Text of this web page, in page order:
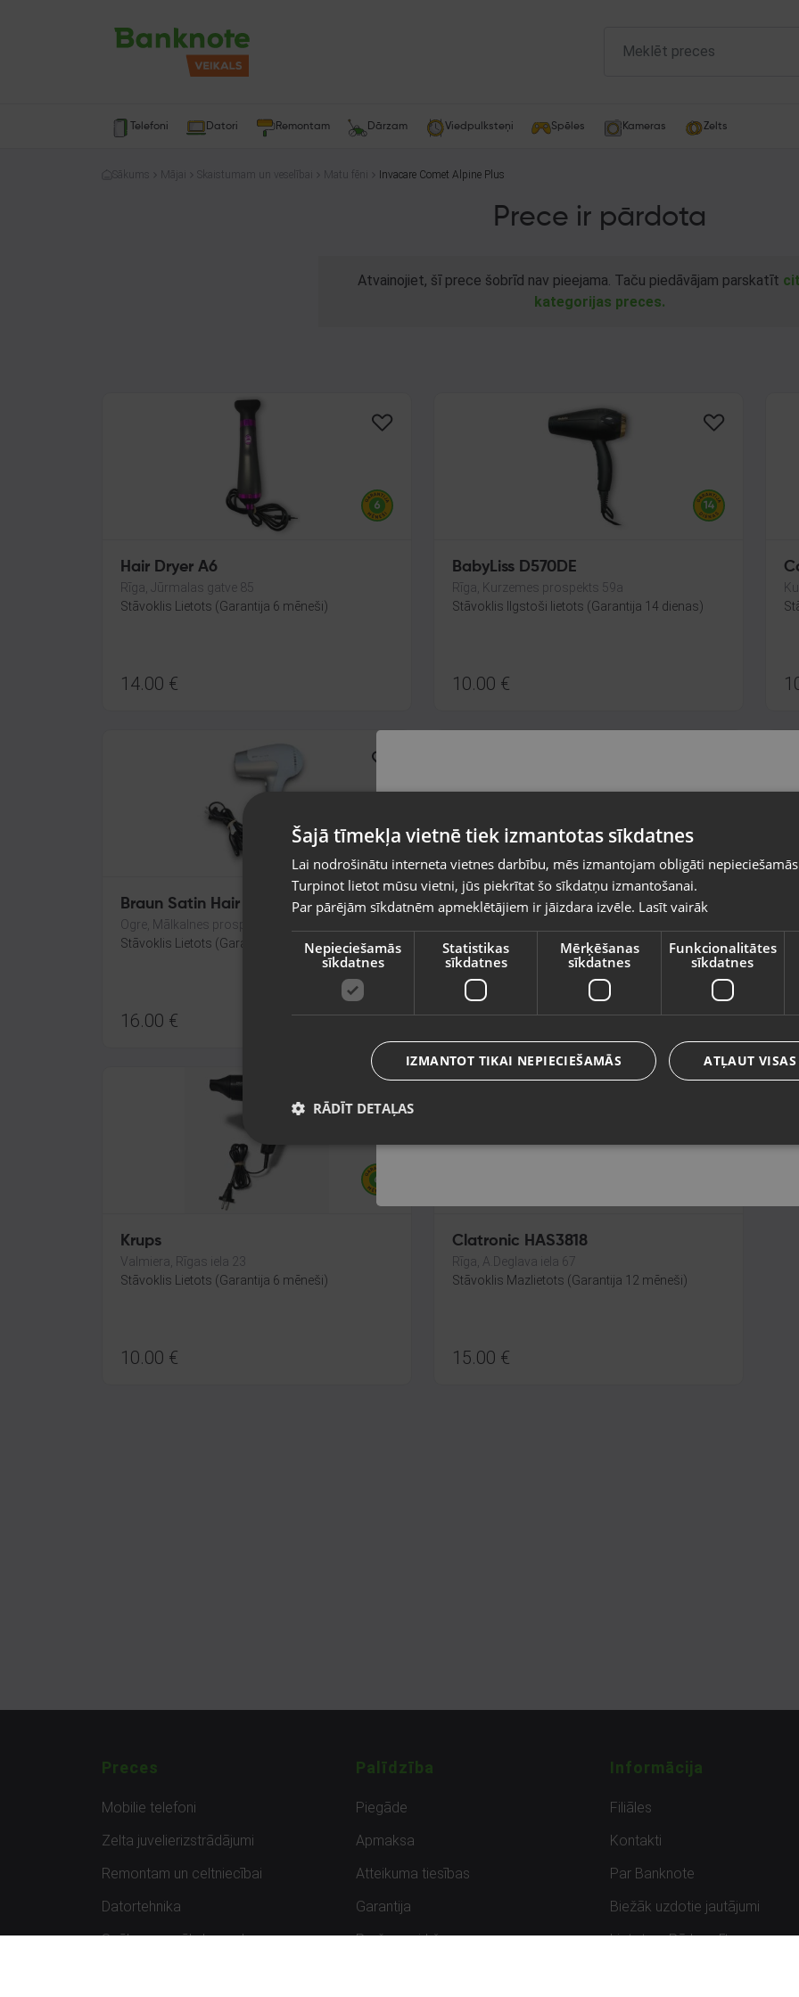
Telefoni Datori Remontam Dārzam Viedpulksteņi Spēles Kameras Zelts
Sākums Mājai Skaistumam un veselībai Matu fēni Invacare Comet Alpine Plus
Prece ir pārdota
Atvainojiet, šī prece šobrīd nav pieejama. Taču piedāvājam parskatīt
kategorijas preces.
Hair Dryer A6
Rīga, Jūrmalas gatve 85
Stāvoklis Lietots (Garantija 6 mēneši)
14.00 €
BabyLiss D570DE
Rīga, Kurzemes prospekts 59a
Stāvoklis Ilgstoši lietots (Garantija 14 dienas)
10.00 €
Braun Satin Hair 5
Ogre, Mālkalnes prospekts 4-11
Stāvoklis Lietots (Garantija 6 mēneši)
16.00 €
Osom Professional Hair dryer LUXE
Rīga, Dižozolu iela 11
Stāvoklis Mazlietots (Garantija 12 mēneši)
120.00
No 5.46€/mēn.
Krups
Valmiera, Rīgas iela 23
Stāvoklis Lietots (Garantija 6 mēneši)
10.00 €
Clatronic HAS3818
Rīga, A.Deglava iela 67
Stāvoklis Mazlietots (Garantija 12 mēneši)
15.00 €
Preces
Mobilie telefoni
Zelta juvelierizstrādājumi
Remontam un celtniecībai
Datortehnika
Spēles un spēļu konsoles
Palīdzība
Piegāde
Apmaksa
Atteikuma tiesības
Garantija
Preču uzpirkšana
Informācija
Filiāles
Kontakti
Par Banknote
Biežāk uzdotie jautājumi
Lietots – Pārbaudīts
valsti
Vietnes saturs būs attēlots izvēlētajā valodā
Valsts
Valoda
Latviešu / Latvian
Šajā tīmekļa vietnē tiek izmantotas sīkdatnes
Lai nodrošinātu interneta vietnes darbību, mēs izmantojam obligāti
Turpinot lietot mūsu vietni, jūs piekrītat šo sīkdatņu izmantošanai.
Par pārējām sīkdatnēm apmeklētājiem ir jāizdara izvēle. Lasīt vairāk
Nepieciešamās
sīkdatnes
Statistikas
sīkdatnes
Mērķēšanas
sīkdatnes
Funkcionalitātes
sīkdatnes
ATĻAUT
IZMANTOT TIKAI NEPIECIEŠAMĀS
RĀDĪT DETAĻAS